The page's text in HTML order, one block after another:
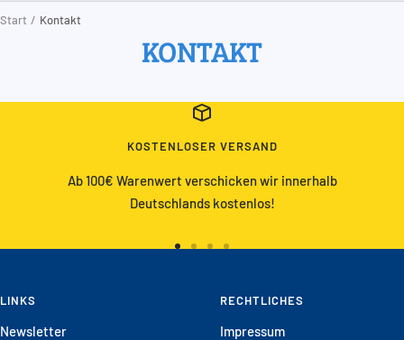
Start Kontakt
KONTAKT
KOSTENLOSER VERSAND
Ab 100€ Warenwert verschicken wir innerhalb
Deutschlands kostenlos!
gehengehen
4
LINKS
Newsletter
RECHTLICHES
Impressum